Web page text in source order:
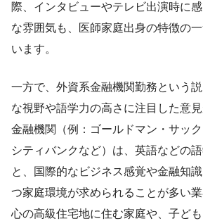
際、インタビューやテレビ出演時に
な雰囲気も、医師家庭出身の特徴の
います。
一方で、外資系金融機関勤務という
な視野や語学力の高さに注目した意
金融機関（例：ゴールドマン・サック
シティバンクなど）は、英語などの
と、国際的なビジネス感覚や金融知
つ家庭環境が求められることが多い
心の高級住宅地に住む家庭や、子ど